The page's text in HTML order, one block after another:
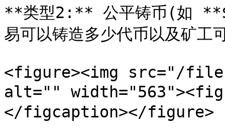
**类型2:** 公平铸币(如
易可以铸造多少代币以及矿工
<figure><img src="/
alt=""
</figcaption></figure>